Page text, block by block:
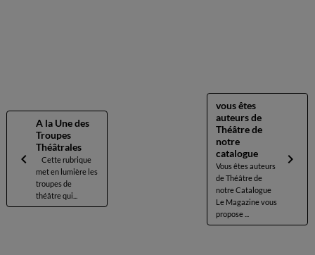
A la Une des
Troupes
Théâtrales
Cette rubrique
met en lumière les
troupes de
théâtre qui...
vous êtes
auteurs de
Théâtre de
notre
catalogue
Vous êtes auteurs
de Théâtre de
notre Catalogue
Le Magazine vous
propose ...